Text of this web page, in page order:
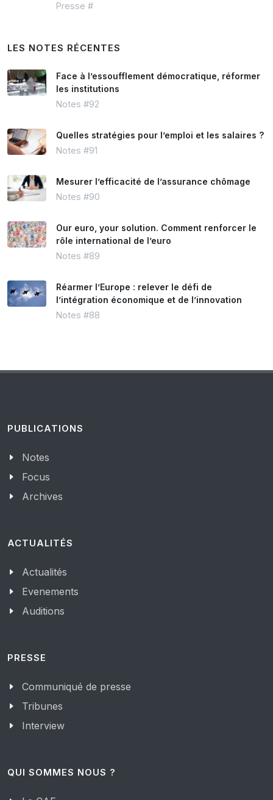
Presse #
LES NOTES RÉCENTES
Face à l’essoufflement démocratique, réformer
les institutions
Notes #92
Quelles stratégies pour l’emploi et les salaires ?
Notes #91
Mesurer l’efficacité de l’assurance chômage
Notes #90
Our euro, your solution. Comment renforcer le
rôle international de l’euro
Notes #89
Réarmer l’Europe : relever le défi de
l’intégration économique et de l’innovation
Notes #88
PUBLICATIONS
Notes
Focus
Archives
ACTUALITÉS
Actualités
Evenements
Auditions
PRESSE
Communiqué de presse
Tribunes
Interview
QUI SOMMES NOUS ?